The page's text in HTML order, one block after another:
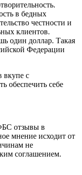
в бедных
честности и
клиентов.
один доллар. Такая
Федерации
вкупе с
обеспечить себе
отзывы в
мнение исходит от
не
соглашением.